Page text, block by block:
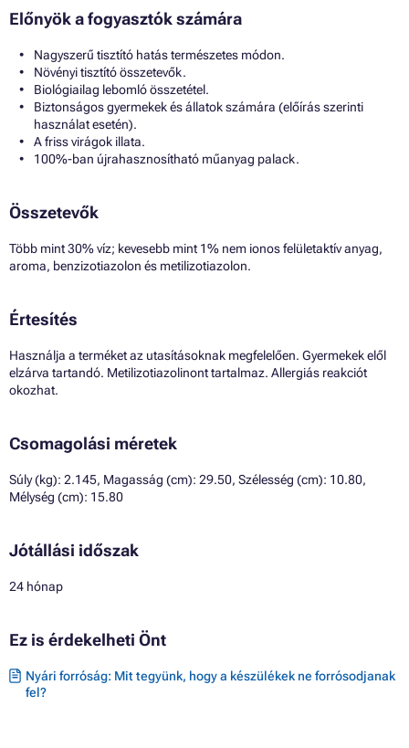
Előnyök a fogyasztók számára
Nagyszerű tisztító hatás természetes módon.
Növényi tisztító összetevők.
Biológiailag lebomló összetétel.
Biztonságos gyermekek és állatok számára (előírás szerinti
használat esetén).
A friss virágok illata.
100%-ban újrahasznosítható műanyag palack.
Összetevők
Több mint 30% víz; kevesebb mint 1% nem ionos felületaktív anyag,
aroma, benzizotiazolon és metilizotiazolon.
Értesítés
Használja a terméket az utasításoknak megfelelően. Gyermekek elől
elzárva tartandó. Metilizotiazolinont tartalmaz. Allergiás reakciót
okozhat.
Csomagolási méretek
Súly (kg): 2.145, Magasság (cm): 29.50, Szélesség (cm): 10.80,
Mélység (cm): 15.80
Jótállási időszak
24 hónap
Ez is érdekelheti Önt
Nyári forróság: Mit tegyünk, hogy a készülékek ne forrósodjanak
fel?